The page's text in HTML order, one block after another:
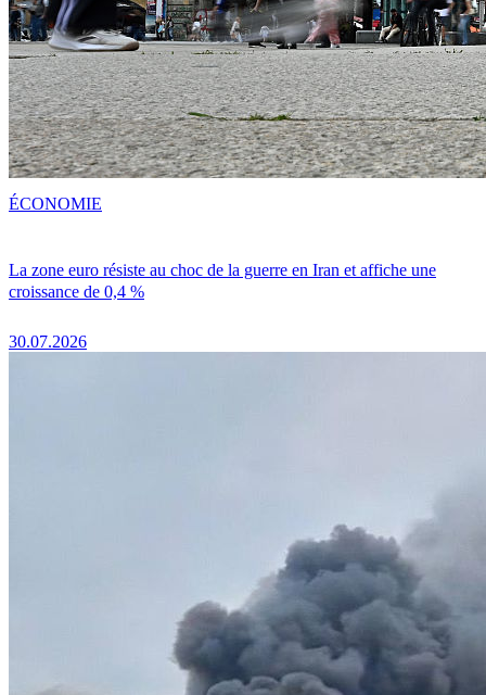
La zone euro résiste au choc de la guerre en Iran et affiche une
croissance de 0,4 %
30.07.2026
ÉCONOMIE